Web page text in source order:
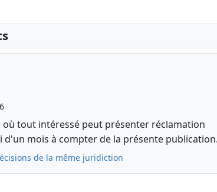
où tout intéressé peut présenter réclamation
d'un mois à compter de la présente publication.
de la même juridiction